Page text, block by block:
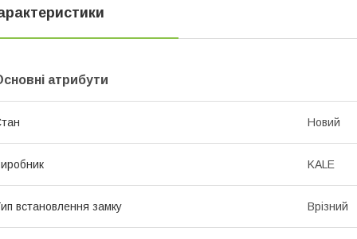
атрибути
Новий
KALE
встановлення замку Врізний